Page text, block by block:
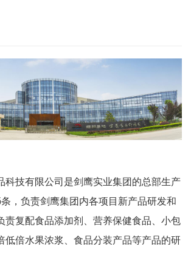
技有限公司是剑鹰实业集团的总部生产
，负责剑鹰集团内各项目新产品研发和
责复配食品添加剂、营养保健食品、小包
低倍水果浓浆、食品分装产品等产品的研